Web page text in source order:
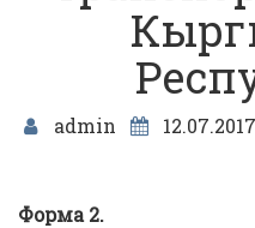
admin 12.07.2017
Форма 2.